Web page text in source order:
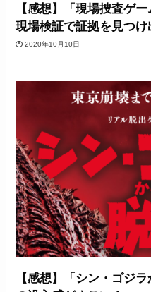
【感想】「現場捜査ゲ
現場検証で証拠を見つけ
2020年10月10日
【感想】「シン・ゴジ